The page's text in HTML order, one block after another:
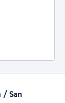
/ San